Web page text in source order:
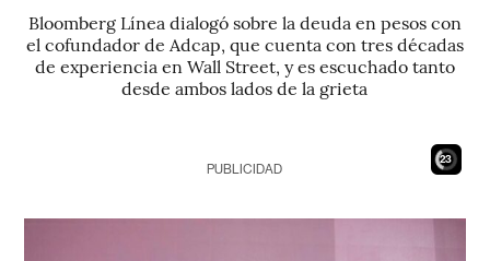
Bloomberg Línea dialogó sobre la deuda en pesos con
el cofundador de Adcap, que cuenta con tres décadas
de experiencia en Wall Street, y es escuchado tanto
desde ambos lados de la grieta
21
PUBLICIDAD